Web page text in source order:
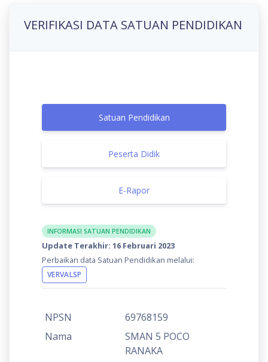
VERIFIKASI DATA SATUAN PENDIDIKAN
Satuan Pendidikan
Peserta Didik
E-Rapor
INFORMASI SATUAN PENDIDIKAN
Update Terakhir: 16 Februari 2023
Perbaikan data Satuan Pendidikan melalui:
VERVALSP
NPSN
69768159
Nama
SMAN 5 POCO
RANAKA